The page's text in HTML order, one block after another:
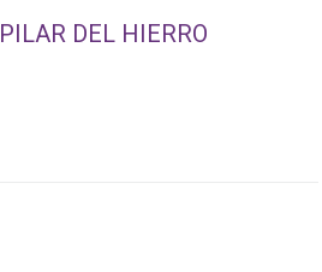
PILAR DEL HIERRO